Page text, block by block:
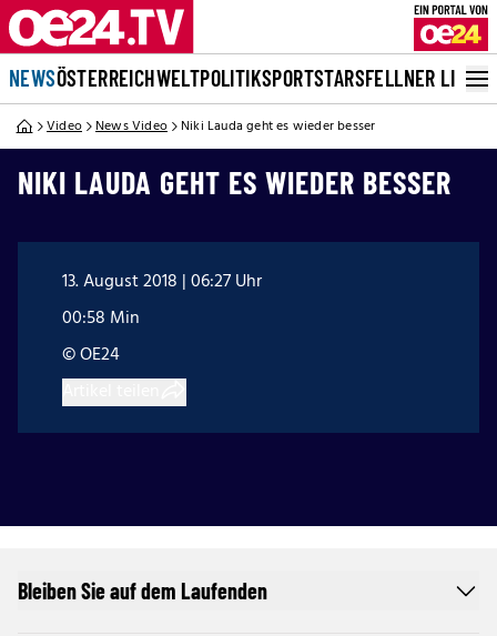
NEWSÖSTERREICHWELTPOLITIKSPORTSTARSFELLNER LIVE
Video News Video Niki Lauda geht es wieder besser
NIKI LAUDA GEHT ES WIEDER BESSER
13. August 2018 | 06:27 Uhr
00:58 Min
© OE24
Bleiben Sie auf dem Laufenden